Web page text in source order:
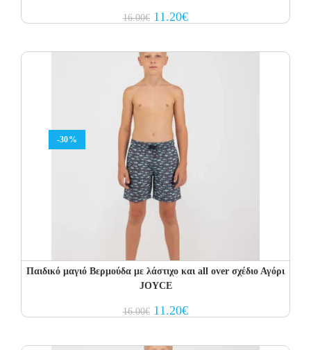
16.00€ Original
price
11.20€Current
price
-30%
Παιδικό μαγιό Βερμούδα με λάστιχο και all over σχέδιο Αγόρι
JOYCE
16.00€ Original
price
11.20€Current
price